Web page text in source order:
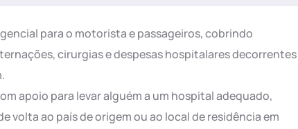
para o motorista e passageiros, cobrindo
cirurgias e despesas hospitalares decorrentes
apoio para levar alguém a um hospital adequado,
volta ao país de origem ou ao local de residência em